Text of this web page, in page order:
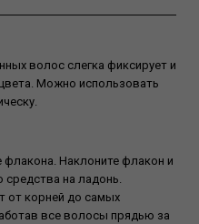
волос слегка фиксирует и
Можно использовать
Наклоните флакон и
на ладонь.
от корней до самых
все волосы прядью за